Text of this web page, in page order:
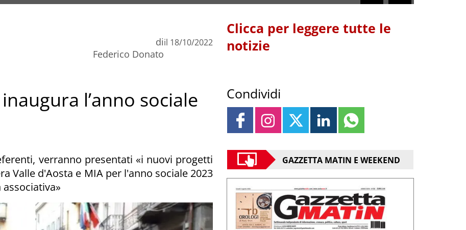
di
Federico Donato
il 18/10/2022
l’anno sociale
verranno presentati «i nuovi progetti
Valle d'Aosta e MIA per l'anno sociale 2023
Clicca per leggere tutte le
notizie
Condividi
GAZZETTA MATIN E WEEKEND